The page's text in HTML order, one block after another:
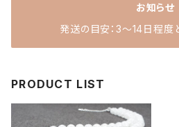
お知らせ
発送の目安：3～14日程度
PRODUCT LIST